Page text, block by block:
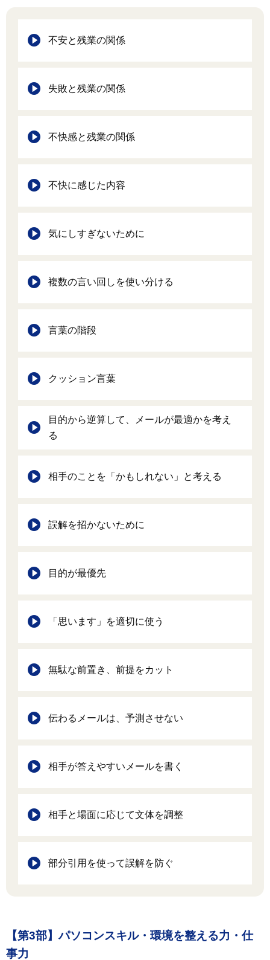
不安と残業の関係
失敗と残業の関係
不快感と残業の関係
不快に感じた内容
気にしすぎないために
複数の言い回しを使い分ける
言葉の階段
クッション言葉
目的から逆算して、メールが最適かを考え
る
相手のことを「かもしれない」と考える
誤解を招かないために
目的が最優先
「思います」を適切に使う
無駄な前置き、前提をカット
伝わるメールは、予測させない
相手が答えやすいメールを書く
相手と場面に応じて文体を調整
部分引用を使って誤解を防ぐ
【第3部】パソコンスキル・環境を整える力・仕
事力